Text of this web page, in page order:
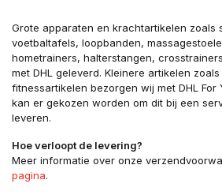
Grote apparaten en krachtartikelen zoals
voetbaltafels, loopbanden,
hometrainers, halterstangen,
met DHL geleverd. Kleinere artikelen
fitnessartikelen bezorgen wij met DHL For
kan er gekozen worden om dit bij een
leveren.
Hoe verloopt de levering?
Meer informatie over onze
pagina.